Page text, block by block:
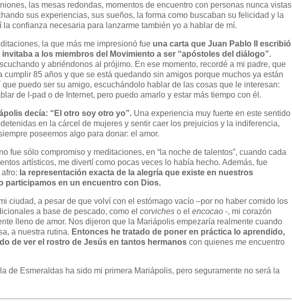
las mesas redondas, momentos de encuentro con personas nunca vistas
sus experiencias, sus sueños, la forma como buscaban su felicidad y la
la confianza necesaria para lanzarme también yo a hablar de mí.
la que más me impresionó fue una carta que Juan Pablo II escribió
invitaba a los miembros del Movimiento a ser “apóstoles del diálogo”.
y abriéndonos al prójimo. En ese momento, recordé a mi padre, que
cumplir 85 años y que se está quedando sin amigos porque muchos ya están
puedo ser su amigo, escuchándolo hablar de las cosas que le interesan:
de I-pad o de Internet, pero puedo amarlo y estar más tiempo con él.
decía: “El otro soy otro yo”. Una experiencia muy fuerte en este sentido
en la cárcel de mujeres y sentir caer los prejuicios y la indiferencia,
poseemos algo para donar: el amor.
fue sólo compromiso y meditaciones, en “la noche de talentos”, cuando cada
artísticos, me divertí como pocas veces lo había hecho. Además, fue
la representación exacta de la alegría que existe en nuestros
participamos en un encuentro con Dios.
ciudad, a pesar de que volví con el estómago vacío –por no haber comido los
a base de pescado, como elcorviches o elencocao-, mi corazón
lleno de amor. Nos dijeron que la Mariápolis empezaría realmente cuando
a nuestra rutina. Entonces he tratado de poner en práctica lo aprendido,
de ver el rostro de Jesús en tantos hermanos con quienes me encuentro
de Esmeraldas ha sido mi primera Mariápolis, pero seguramente no será la